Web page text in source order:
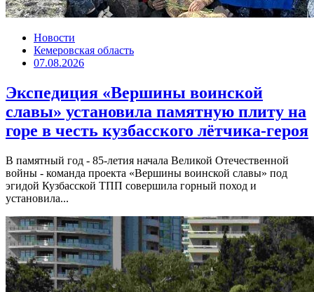
Новости
Кемеровская область
07.08.2026
Экспедиция «Вершины воинской
славы» установила памятную плиту на
горе в честь кузбасского лётчика-героя
В памятный год - 85-летия начала Великой Отечественной
войны - команда проекта «Вершины воинской славы» под
эгидой Кузбасской ТПП совершила горный поход и
установила...